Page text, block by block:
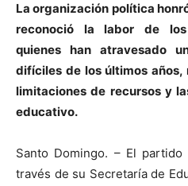
La organización política
reconoció la labor de los
quienes han atravesado
difíciles de los últimos años,
limitaciones de recursos y
educativo.
Santo Domingo. – El
través de su Secretaría de